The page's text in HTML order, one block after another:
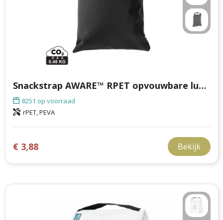
Snackstrap AWARE™ RPET opvouwbare lunchzak 30x20CM
8251 op voorraad
rPET, PEVA
€ 3,88 Bekijk